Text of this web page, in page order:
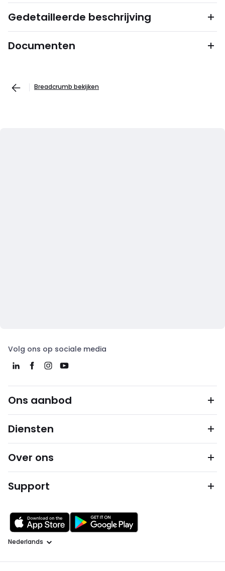
Gedetailleerde beschrijving
Documenten
Breadcrumb bekijken
Volg ons op sociale media
Ons aanbod
Diensten
Over ons
Support
Taal